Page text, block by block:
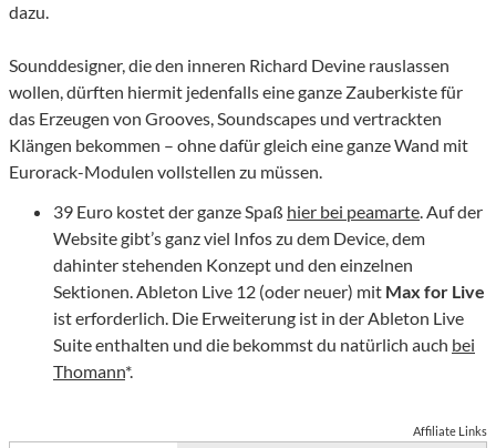
dazu.
Sounddesigner, die den inneren Richard Devine rauslassen
wollen, dürften hiermit jedenfalls eine ganze Zauberkiste für
das Erzeugen von Grooves, Soundscapes und vertrackten
Klängen bekommen – ohne dafür gleich eine ganze Wand mit
Eurorack-Modulen vollstellen zu müssen.
39 Euro kostet der ganze Spaß hier bei peamarte. Auf der
Website gibt’s ganz viel Infos zu dem Device, dem
dahinter stehenden Konzept und den einzelnen
Sektionen. Ableton Live 12 (oder neuer) mit Max for Live
ist erforderlich. Die Erweiterung ist in der Ableton Live
Suite enthalten und die bekommst du natürlich auch bei
Thomann*.
Affiliate Links